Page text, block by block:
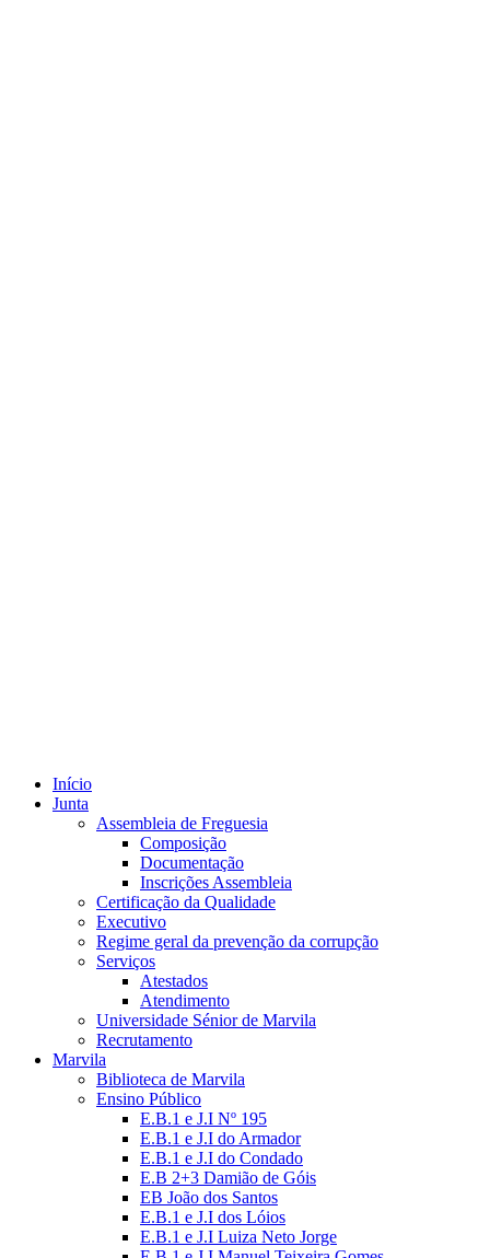
Início
Junta
Assembleia de Freguesia
Composição
Documentação
Inscrições Assembleia
Certificação da Qualidade
Executivo
Regime geral da prevenção da corrupção
Serviços
Atestados
Atendimento
Universidade Sénior de Marvila
Recrutamento
Marvila
Biblioteca de Marvila
Ensino Público
E.B.1 e J.I Nº 195
E.B.1 e J.I do Armador
E.B.1 e J.I do Condado
E.B 2+3 Damião de Góis
EB João dos Santos
E.B.1 e J.I dos Lóios
E.B.1 e J.I Luiza Neto Jorge